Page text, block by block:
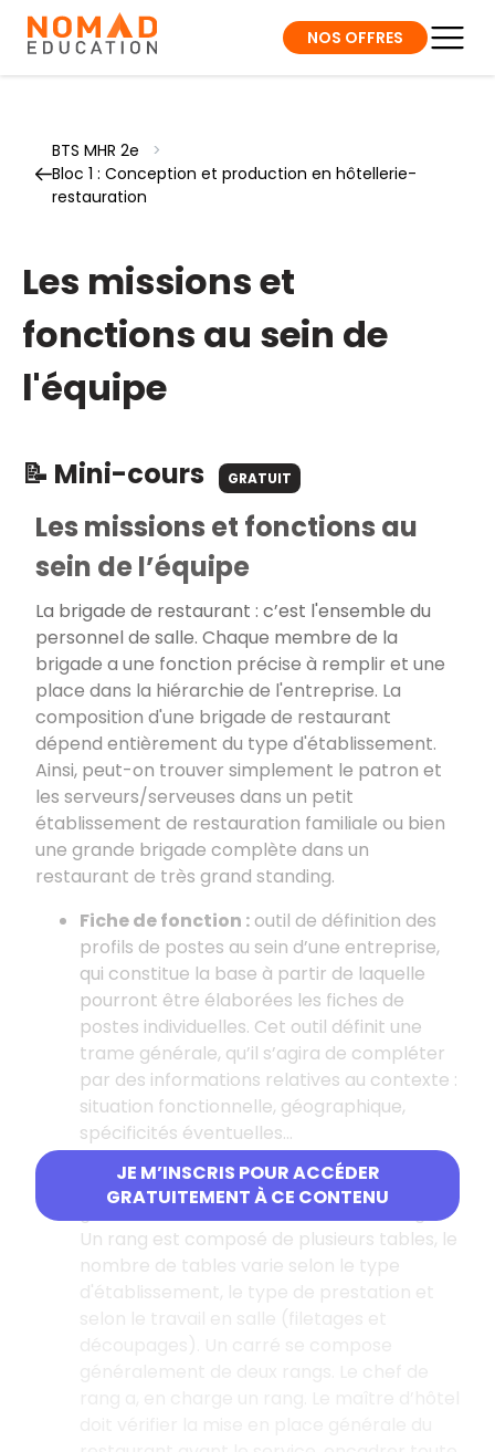
NOS OFFRES
BTS MHR 2e
>
Bloc 1 : Conception et production en hôtellerie-
restauration
Les missions et
fonctions au sein de
l'équipe
📝 Mini-cours GRATUIT
JE M’INSCRIS POUR ACCÉDER
GRATUITEMENT À CE CONTENU
Les missions et fonctions au
sein de l’équipe
La brigade de restaurant : c’est l'ensemble du
personnel de salle. Chaque membre de la
brigade a une fonction précise à remplir et une
place dans la hiérarchie de l'entreprise. La
composition d'une brigade de restaurant
dépend entièrement du type d'établissement.
Ainsi, peut-on trouver simplement le patron et
les serveurs/serveuses dans un petit
établissement de restauration familiale ou bien
une grande brigade complète dans un
restaurant de très grand standing.
Fiche de fonction : outil de définition des
profils de postes au sein d’une entreprise,
qui constitue la base à partir de laquelle
pourront être élaborées les fiches de
postes individuelles. Cet outil définit une
trame générale, qu’il s’agira de compléter
par des informations relatives au contexte :
situation fonctionnelle, géographique,
spécificités éventuelles…
: Le maître d'hôtel est responsable d'un
ou plusieurs carrés (une salle se découpe
généralement en « carrés » et en « rangs ».
Un rang est composé de plusieurs tables, le
nombre de tables varie selon le type
d'établissement, le type de prestation et